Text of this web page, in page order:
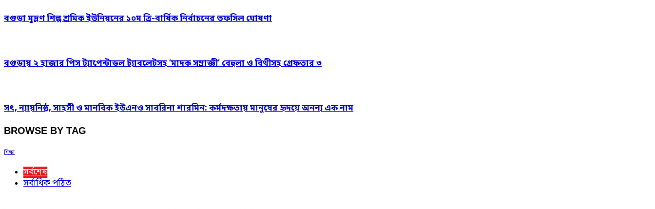
বগুড়া মুদ্রণ শিল্প শ্রমিক ইউনিয়নের ১০ম ত্রি-বার্ষিক নির্বাচনের তফসিল ঘোষণা
বগুড়ায় ২ হাজার পিস ট্যাপেন্টাডল ট্যাবলেটসহ ‘মাদক সম্রাজ্ঞী’ বেহুলা ও বিথীসহ গ্রেফতার ৩
সৎ, ন্যায়নিষ্ঠ, সাহসী ও মানবিক ইউএনও সাবরিনা শারমিন: কর্মদক্ষতায় মানুষের হৃদয়ে অনন্য এক নাম
BROWSE BY TAG
শিক্ষা
সর্বশেষ
সর্বাধিক পঠিত